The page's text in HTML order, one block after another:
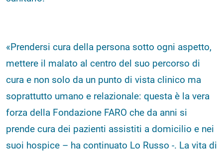
«Prendersi cura della persona sotto ogni aspetto,
mettere il malato al centro del suo percorso di
cura e non solo da un punto di vista clinico ma
soprattutto umano e relazionale: questa è la vera
forza della Fondazione FARO che da anni si
prende cura dei pazienti assistiti a domicilio e nei
suoi hospice – ha continuato Lo Russo -. La vita di